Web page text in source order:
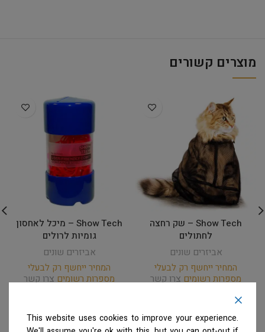
מוצרים קשורים
Show Tech – שק רחצה
לחתולים
אביזרים שונים
המחיר ייחשף רק לבעלי
מספרות רשומים צרו קשר
Show Tech – מיכל לאחסון
גומיות לרולים
אביזרים שונים
המחיר ייחשף רק לבעלי
מספרות רשומים צרו קשר
This website uses cookies to improve your experience.